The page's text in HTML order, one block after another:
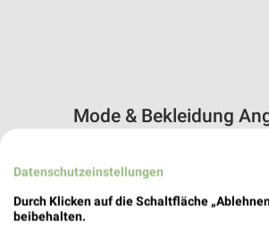
Mode & Bekleidung
Datenschutzeinstellungen
Durch Klicken auf die Schaltfläche
beibehalten.